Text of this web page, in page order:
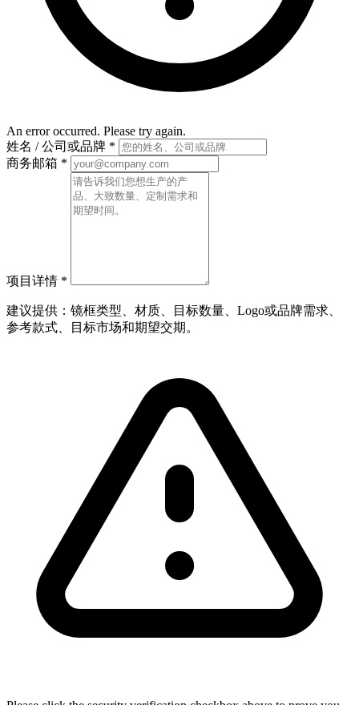
An error occurred. Please try again.
姓名 / 公司或品牌 *
商务邮箱 *
项目详情 *
建议提供：镜框类型、材质、目标数量、Logo或品牌需求、
参考款式、目标市场和期望交期。